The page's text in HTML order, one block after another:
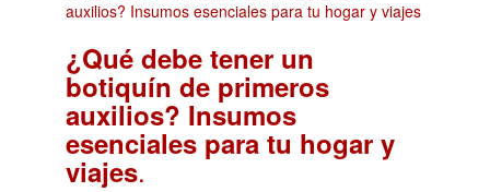
¿Qué debe tener un
botiquín de primeros
auxilios? Insumos
esenciales para tu hogar y
viajes.